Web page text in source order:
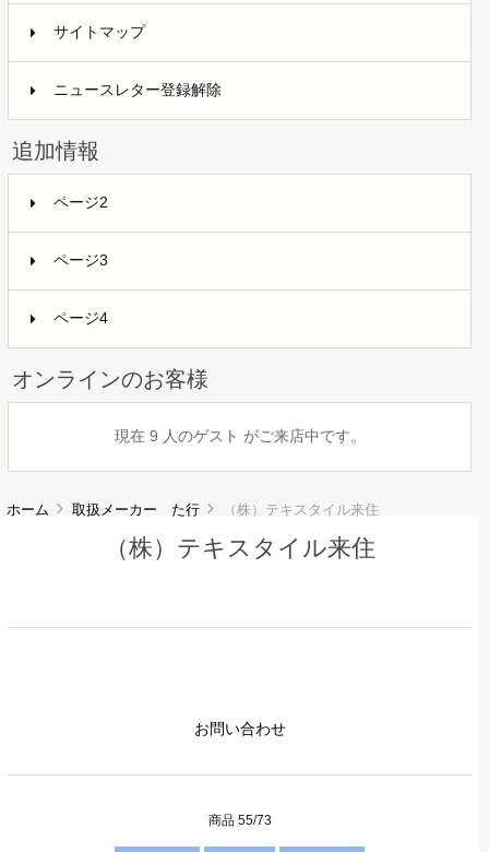
サイトマップ
ニュースレター登録解除
追加情報
ページ2
ページ3
ページ4
オンラインのお客様
現在 9 人のゲスト がご来店中です。
ホーム 取扱メーカー た行 （株）テキスタイル来住
（株）テキスタイル来住
お問い合わせ
商品 55/73